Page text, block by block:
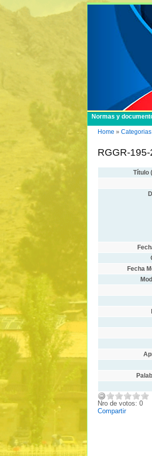
Normas y
Home » Categorias
RGGR-
Título
Fecha
Nro de votos: 0
Compartir